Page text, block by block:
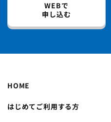
WEBで
申し込む
HOME
はじめてご利用する方